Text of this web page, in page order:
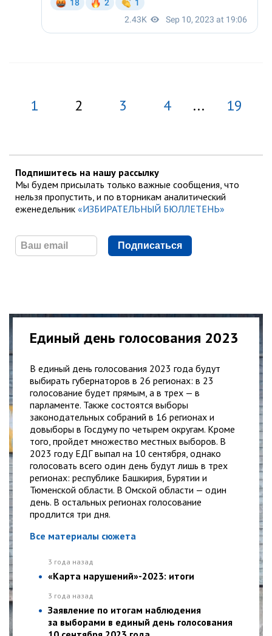
1 2 3 4 ... 19
Подпишитесь на нашу рассылку
Мы будем присылать только важные сообщения, что
нельзя пропустить, и по вторникам аналитический
еженедельник «ИЗБИРАТЕЛЬНЫЙ БЮЛЛЕТЕНЬ»
Подписаться
Единый день голосования 2023
В единый день голосования 2023 года будут
выбирать губернаторов в 26 регионах: в 23
голосование будет прямым, а в трех — в
парламенте. Также состоятся выборы
законодательных собраний в 16 регионах и
довыборы в Госдуму по четырем округам. Кроме
того, пройдет множество местных выборов. В
2023 году ЕДГ выпал на 10 сентября, однако
голосовать всего один день будут лишь в трех
регионах: республике Башкирия, Бурятии и
Тюменской области. В Омской области — один
день. В остальных регионах голосование
продлится три дня.
Все материалы сюжета
3 года назад
«Карта нарушений»-2023: итоги
3 года назад
Заявление по итогам наблюдения
за выборами в единый день голосования